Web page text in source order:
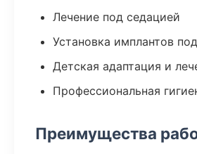
Лечение под седацией
Установка имплантов
Детская адаптация и
Профессиональная
Преимущества